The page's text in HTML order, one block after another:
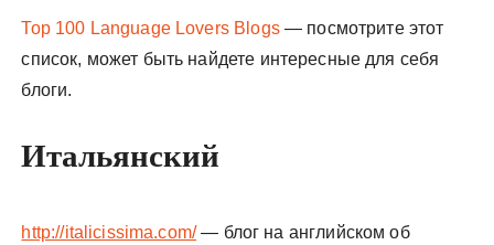
Top 100 Language Lovers Blogs— посмотрите этот
список, может быть найдете интересные для себя
блоги.
Итальянский
http://italicissima.com/ — блог на английском об